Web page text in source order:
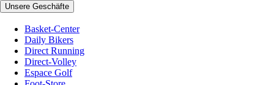
Unsere Geschäfte
Basket-Center
Daily Bikers
Direct Running
Direct-Volley
Espace Golf